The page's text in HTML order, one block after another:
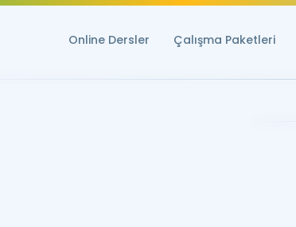
Online Dersler Çalışma Paketleri